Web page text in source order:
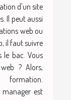
d'un site
Il peut aussi
web ou
il faut suivre
bac. Vous
? Alors,
est